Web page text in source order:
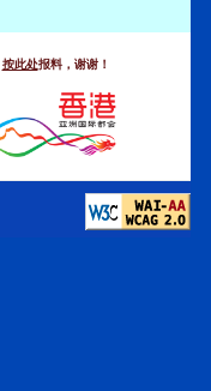
按此处报料，谢谢！